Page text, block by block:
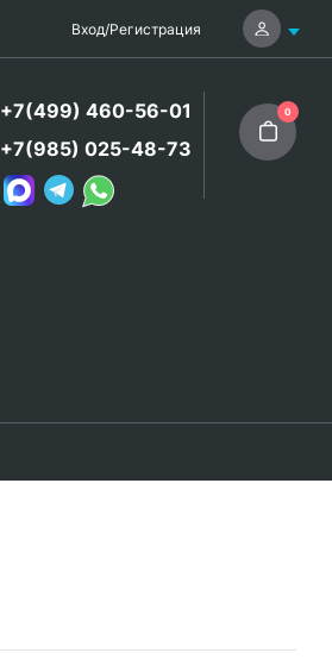
Вход/Регистрация
+7(499) 460-56-01
+7(985) 025-48-73
0